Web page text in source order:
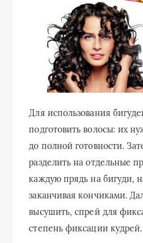
Для использования
подготовить волосы: их
до полной готовности.
разделить на отдельные
каждую прядь на бигуди,
заканчивая кончиками.
высушить, спрей для
степень фиксации кудрей.